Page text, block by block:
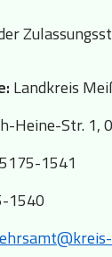
Landkreis
Heine-Str. 1,
1541
1540